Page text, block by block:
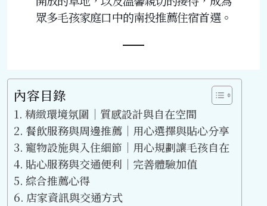
眾多毛孩家庭口中的南投推薦住宿首選。
內容目錄
精緻環境氛圍｜質感設計與自在空間
餐飲服務與周邊推薦｜用心選擇與貼心分享
寵物設施與入住細節｜用心規劃讓毛孩自在
貼心服務與交通便利｜完善體驗加值
綜合推薦心得
店家資訊與交通方式